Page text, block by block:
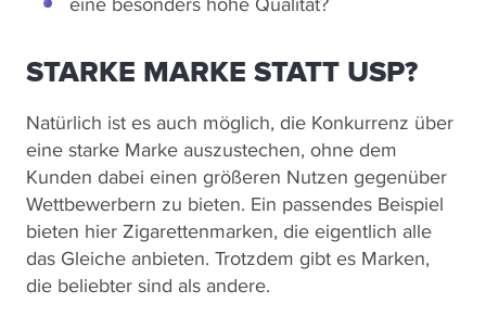
STARKE MARKE STATT USP?
Natürlich ist es auch möglich, die Konkurrenz über
eine starke Marke auszustechen, ohne dem
Kunden dabei einen größeren Nutzen gegenüber
Wettbewerbern zu bieten. Ein passendes Beispiel
bieten hier Zigarettenmarken, die eigentlich alle
das Gleiche anbieten. Trotzdem gibt es Marken,
die beliebter sind als andere.